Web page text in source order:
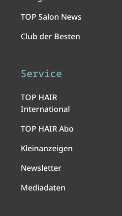
TOP Salon News
Club der Besten
Service
TOP HAIR
International
TOP HAIR Abo
Kleinanzeigen
Newsletter
Mediadaten